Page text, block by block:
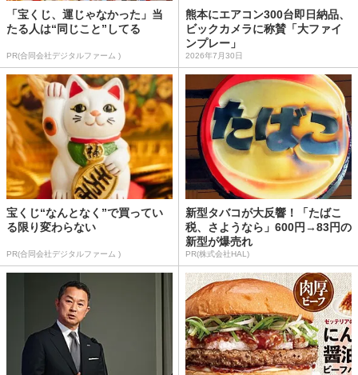
「宝くじ、運じゃなかった」当
たる人は“同じこと”してる
PR(合同会社デジタルファーム )
熊本にエアコン300台即日納品、
ビックカメラに称賛「大ファイ
ンプレー」
2026年7月30日
宝くじ“なんとなく”で買ってい
る限り変わらない
PR(合同会社デジタルファーム )
新型タバコが大反響！「たばこ
税、さようなら」600円→83円の
新型が爆売れ
PR(株式会社HAL)